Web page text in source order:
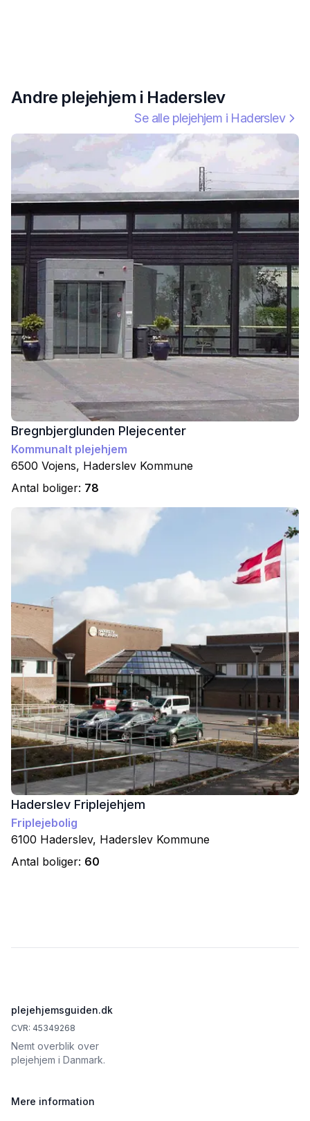
Andre plejehjem i Haderslev
Se alle plejehjem i Haderslev
Bregnbjerglunden Plejecenter
Kommunalt plejehjem
6500 Vojens, Haderslev Kommune
Antal boliger: 78
Haderslev Friplejehjem
Friplejebolig
6100 Haderslev, Haderslev Kommune
Antal boliger: 60
plejehjemsguiden.dk
CVR: 45349268
Nemt overblik over
plejehjem i Danmark.
Mere information